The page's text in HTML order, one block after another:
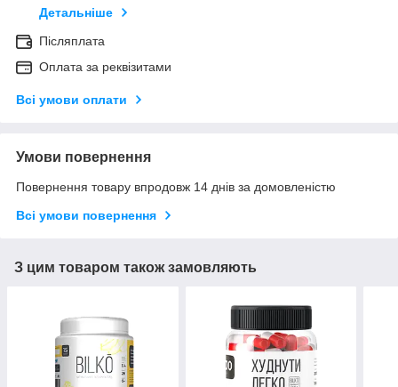
Детальніше
Післяплата
Оплата за реквізитами
Всі умови оплати
Умови повернення
Повернення товару впродовж 14 днів за домовленістю
Всі умови повернення
З цим товаром також замовляють